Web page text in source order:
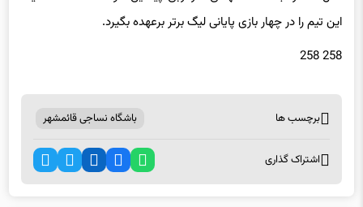
این تیم را در چهار بازی پایانی لیگ برتر برعهده بگیرد.
258 258
برچسب ها باشگاه نساجی قائمشهر
اشتراک گذاری